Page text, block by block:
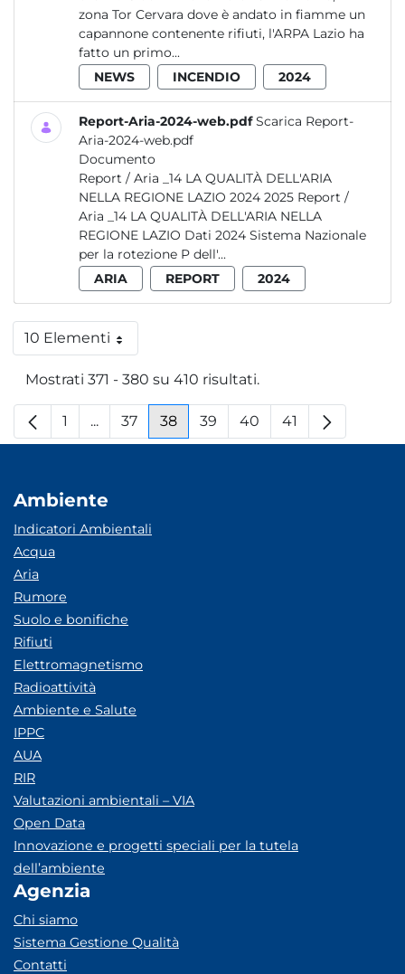
zona Tor Cervara dove è andato in fiamme un
capannone contenente rifiuti, l'ARPA Lazio ha
fatto un primo...
NEWS
INCENDIO 2024
Report-Aria-2024-web.pdf Scarica Report-
Aria-2024-web.pdf
Documento
Report / Aria _14 LA QUALITÀ DELL'ARIA
NELLA REGIONE LAZIO 2024 2025 Report /
Aria _14 LA QUALITÀ DELL'ARIA NELLA
REGIONE LAZIO Dati 2024 Sistema Nazionale
per la rotezione P dell'...
ARIA
REPORT 2024
10 ElementiPer pagina
Mostrati 371 - 380 su 410 risultati.
Pagina
1 ...Pagine intermedie
Pagina
37 Pagina
38 Pagina
39 Pagina
40 Pagina
41
Ambiente
Indicatori Ambientali
Acqua
Aria
Rumore
Suolo e bonifiche
Rifiuti
Elettromagnetismo
Radioattività
Ambiente e Salute
IPPC
AUA
RIR
Valutazioni ambientali – VIA
Open Data
Innovazione e progetti speciali per la tutela
dell’ambiente
Agenzia
Chi siamo
Sistema Gestione Qualità
Contatti